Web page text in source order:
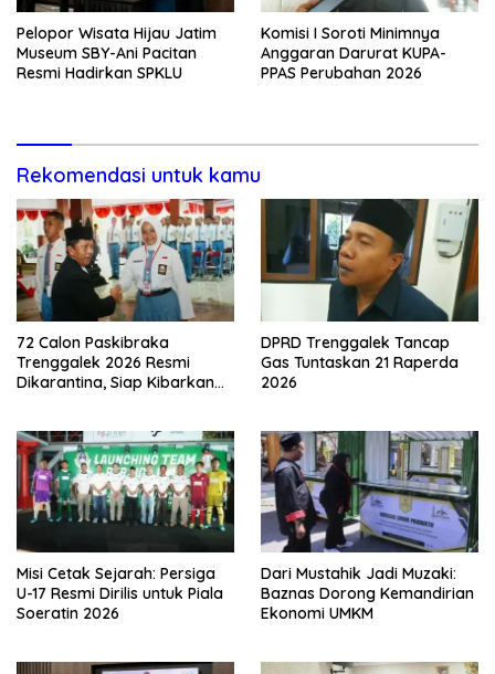
Pelopor Wisata Hijau Jatim
Museum SBY-Ani Pacitan
Resmi Hadirkan SPKLU
Komisi I Soroti Minimnya
Anggaran Darurat KUPA-
PPAS Perubahan 2026
Rekomendasi untuk kamu
72 Calon Paskibraka
Trenggalek 2026 Resmi
Dikarantina, Siap Kibarkan
DPRD Trenggalek Tancap
Gas Tuntaskan 21 Raperda
2026
Misi Cetak Sejarah: Persiga
U-17 Resmi Dirilis untuk Piala
Soeratin 2026
Dari Mustahik Jadi Muzaki:
Baznas Dorong Kemandirian
Ekonomi UMKM